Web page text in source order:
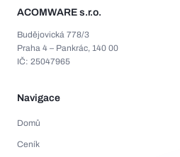
ACOMWARE s.r.o.
Budějovická 778/3
Praha 4 – Pankrác, 140 00
IČ: 25047965
Navigace
Domů
Ceník